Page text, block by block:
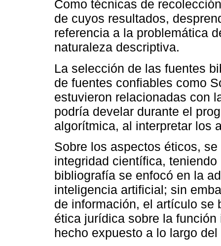
Como técnicas de
de cuyos resultados,
referencia a la problemática
naturaleza descriptiva.
La selección de las fuentes
de fuentes confiables como
estuvieron relacionadas con
podría develar durante el
algorítmica, al interpretar los
Sobre los aspectos éticos,
integridad científica,
bibliografía se enfocó en la
inteligencia artificial; sin
de información, el artículo se
ética jurídica sobre la
hecho expuesto a lo largo